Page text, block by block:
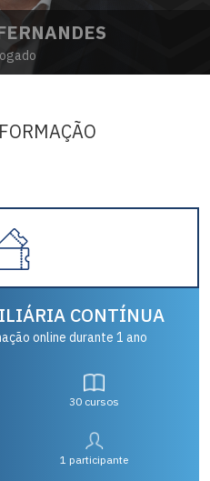
CONTÍNUA
online durante 1 ano
30 cursos
1 participante